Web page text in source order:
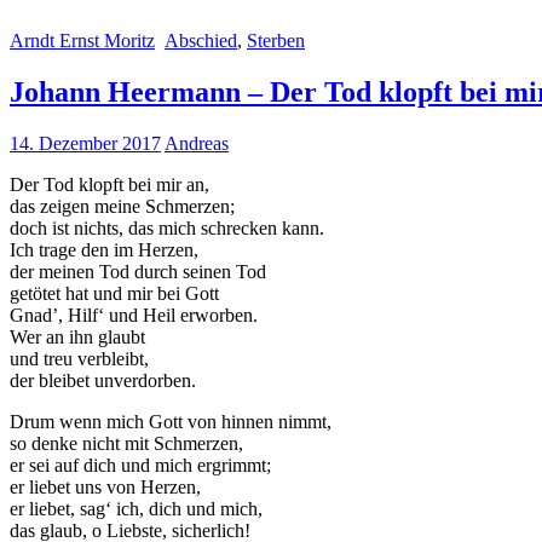
Arndt Ernst Moritz Abschied, Sterben
Johann Heermann – Der Tod klopft bei
14. Dezember 2017 Andreas
Der Tod klopft bei mir an,
das zeigen meine Schmerzen;
doch ist nichts, das mich schrecken kann.
Ich trage den im Herzen,
der meinen Tod durch seinen Tod
getötet hat und mir bei Gott
Gnad’, Hilf‘ und Heil erworben.
Wer an ihn glaubt
und treu verbleibt,
der bleibet unverdorben.
Drum wenn mich Gott von hinnen nimmt,
so denke nicht mit Schmerzen,
er sei auf dich und mich ergrimmt;
er liebet uns von Herzen,
er liebet, sag‘ ich, dich und mich,
das glaub, o Liebste, sicherlich!